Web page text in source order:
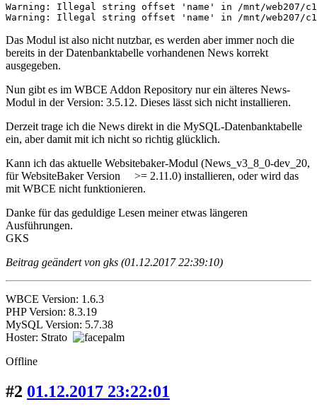
Warning: Illegal string offset 'name' in /mnt/web207/c1/06/
Warning: Illegal string offset 'name' in /mnt/web207/c1/
Das Modul ist also nicht nutzbar, es werden aber immer noch die
bereits in der Datenbanktabelle vorhandenen News korrekt
ausgegeben.
Nun gibt es im WBCE Addon Repository nur ein älteres News-
Modul in der Version: 3.5.12. Dieses lässt sich nicht installieren.
Derzeit trage ich die News direkt in die MySQL-Datenbanktabelle
ein, aber damit mit ich nicht so richtig glücklich.
Kann ich das aktuelle Websitebaker-Modul (News_v3_8_0-dev_20,
für WebsiteBaker Version >= 2.11.0) installieren, oder wird das
mit WBCE nicht funktionieren.
Danke für das geduldige Lesen meiner etwas längeren
Ausführungen.
GKS
Beitrag geändert von gks (01.12.2017 22:39:10)
WBCE Version: 1.6.3
PHP Version: 8.3.19
MySQL Version: 5.7.38
Hoster: Strato
Offline
#2 01.12.2017 23:22:01